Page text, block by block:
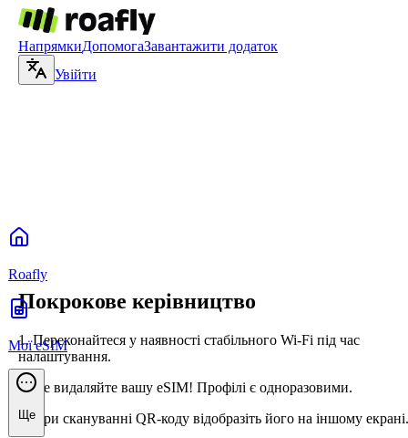
НапрямкиДопомогаЗавантажити додаток
Увійти
Roafly
Мої eSIM
Ще
Покрокове керівництво
1.Переконайтеся у наявності стабільного Wi-Fi під час
налаштування.
2.Не видаляйте вашу eSIM! Профілі є одноразовими.
3.При скануванні QR-коду відобразіть його на іншому екрані.